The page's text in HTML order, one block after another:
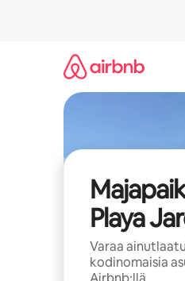
Playa
Varaa
kodinomaisia